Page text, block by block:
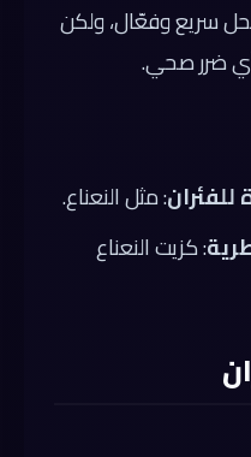
سريع وفعّال، ولكن
أي ضرر صحي.
للفئران: مثل النعناع.
: كزيت النعناع